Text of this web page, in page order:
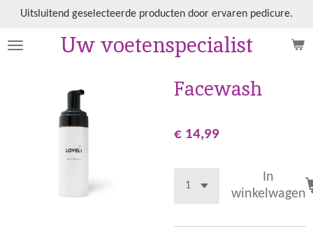
naar
Uw voetenspecialist
Uitsluitend geselecteerde producten door ervaren pedicure.
Facewash
€ 14,99
In
winkelwagen